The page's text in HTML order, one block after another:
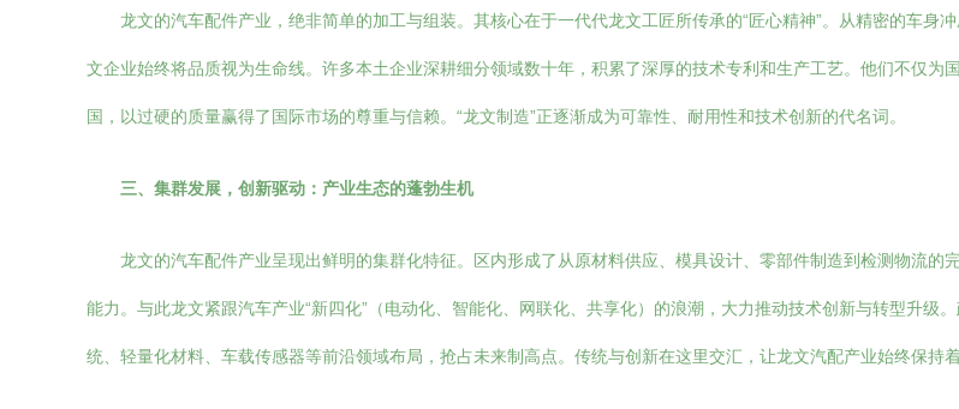
龙文的汽车配件产业，绝非简单的加工与组装。其核心在于一代代龙文工匠所传承的“匠心精神”。从精密的车
文企业始终将品质视为生命线。许多本土企业深耕细分领域数十年，积累了深厚的技术专利和生产工艺。他们不仅
国，以过硬的质量赢得了国际市场的尊重与信赖。“龙文制造”正逐渐成为可靠性、耐用性和技术创新的代名词。
三、集群发展，创新驱动：产业生态的蓬勃生机
龙文的汽车配件产业呈现出鲜明的集群化特征。区内形成了从原材料供应、模具设计、零部件制造到检测物流
能力。与此龙文紧跟汽车产业“新四化”（电动化、智能化、网联化、共享化）的浪潮，大力推动技术创新与转型升
统、轻量化材料、车载传感器等前沿领域布局，抢占未来制高点。传统与创新在这里交汇，让龙文汽配产业始终保持着